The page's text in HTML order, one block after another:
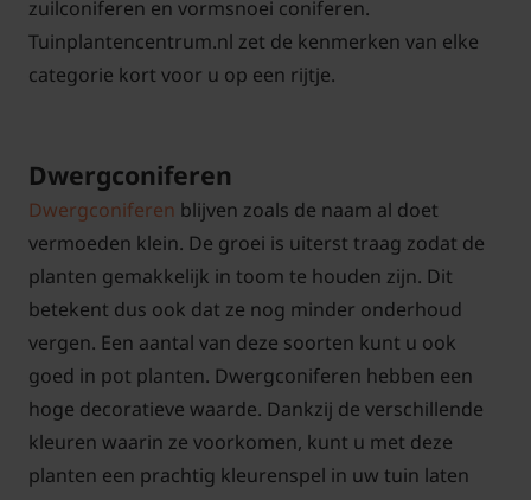
zuilconiferen en vormsnoei coniferen.
Tuinplantencentrum.nl zet de kenmerken van elke
categorie kort voor u op een rijtje.
Dwergconiferen
Dwergconiferen blijven zoals de naam al doet
vermoeden klein. De groei is uiterst traag zodat de
planten gemakkelijk in toom te houden zijn. Dit
betekent dus ook dat ze nog minder onderhoud
vergen. Een aantal van deze soorten kunt u ook
goed in pot planten. Dwergconiferen hebben een
hoge decoratieve waarde. Dankzij de verschillende
kleuren waarin ze voorkomen, kunt u met deze
planten een prachtig kleurenspel in uw tuin laten